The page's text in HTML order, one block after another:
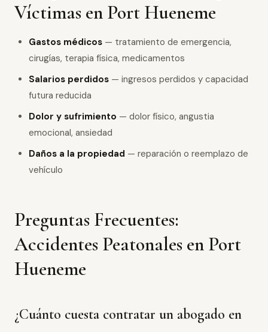
Víctimas en Port Hueneme
Gastos médicos — tratamiento de emergencia,
cirugías, terapia física, medicamentos
Salarios perdidos — ingresos perdidos y capacidad
futura reducida
Dolor y sufrimiento — dolor físico, angustia
emocional, ansiedad
Daños a la propiedad — reparación o reemplazo de
vehículo
Preguntas Frecuentes:
Accidentes Peatonales en Port
Hueneme
¿Cuánto cuesta contratar un abogado en